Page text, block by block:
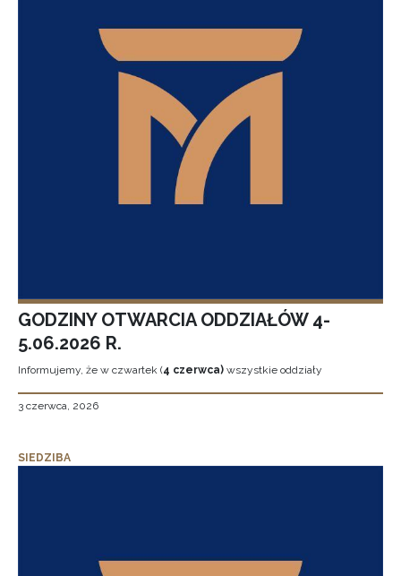
GODZINY OTWARCIA ODDZIAŁÓW 4-
5.06.2026 R.
Informujemy, że w czwartek (4 czerwca) wszystkie oddziały
3 czerwca, 2026
SIEDZIBA